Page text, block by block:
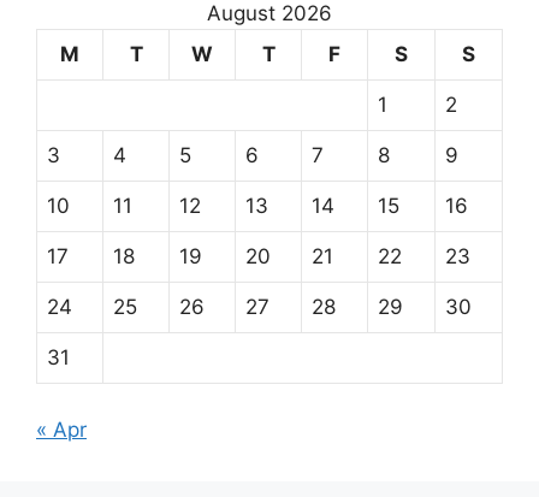
August 2026
M
T W T F S S
1 2
3 4 5 6 7 8 9
10 11 12 13 14 15 16
17 18 19 20 21 22 23
24 25 26 27 28 29 30
31
« Apr